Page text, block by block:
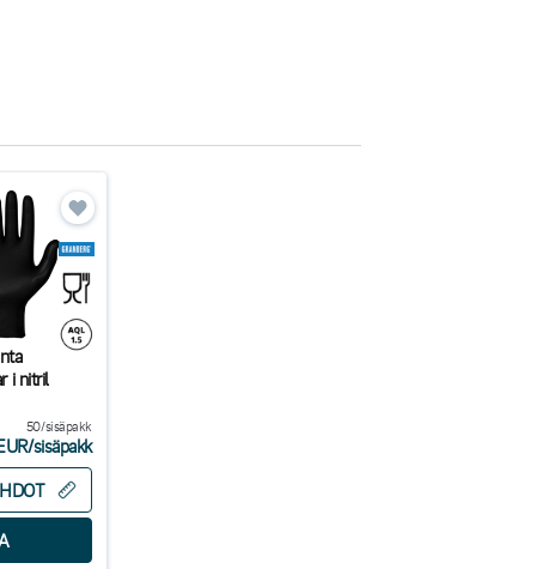
i nitril
50/sisäpakk
/sisäpakk